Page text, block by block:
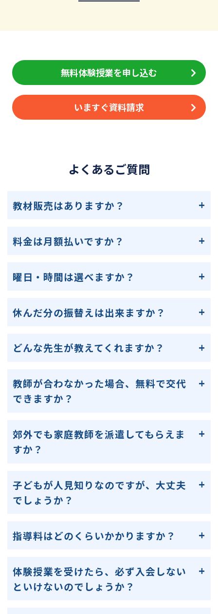
無料体験授業を申し込む
いますぐ資料請求
よくあるご質問
教材販売はありますか？
料金は月額払いですか？
曜日・時間は選べますか？
休んだ分の振替えは出来ますか？
どんな先生が教えてくれますか？
教師が合わなかった場合、無料で交代
できますか？
郊外でも家庭教師を派遣してもらえま
すか？
子どもが人見知りなのですが、大丈夫
でしょうか？
指導料はどのくらいかかりますか？
体験授業を受けたら、必ず入会しない
といけないのでしょうか？